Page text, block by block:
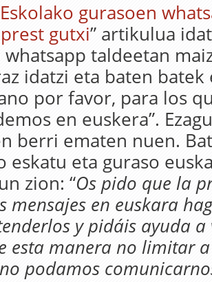
Eskolako gurasoen
gutxi” artikulua
whatsapp taldeetan
idatzi eta baten batek
por favor, para los
en euskera”.
berri ematen nuen.
eskatu eta guraso
zion: “Os pido que la
mensajes en euskara
y pidáis ayuda a
esta manera no limitar
podamos